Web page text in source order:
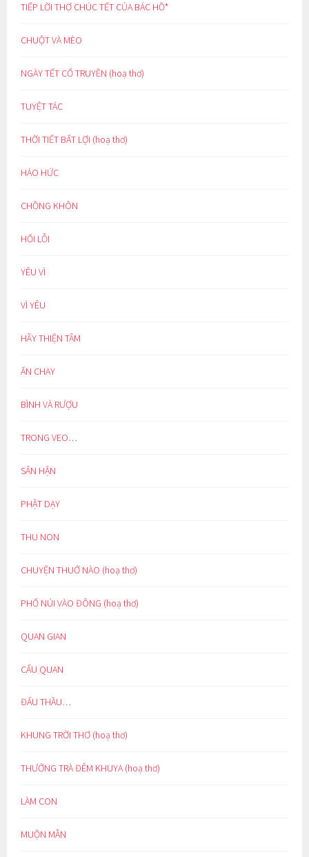
TIẾP LỜI THƠ CHÚC TẾT CỦA BÁC HỒ*
CHUỘT VÀ MÈO
NGÀY TẾT CỔ TRUYỀN (hoạ thơ)
TUYỆT TÁC
THỜI TIẾT BẤT LỢI (hoạ thơ)
HÁO HỨC
CHỒNG KHÔN
HỐI LỖI
YÊU VÌ
VÌ YÊU
HÃY THIỆN TÂM
ĂN CHAY
BÌNH VÀ RƯỢU
TRONG VEO…
SÂN HẬN
PHẬT DẠY
THU NON
CHUYỆN THUỞ NÀO (hoạ thơ)
PHỐ NÚI VÀO ĐÔNG (hoạ thơ)
QUAN GIAN
CẨU QUAN
ĐẤU THẦU…
KHUNG TRỜI THƠ (hoạ thơ)
THƯỞNG TRÀ ĐÊM KHUYA (hoạ thơ)
LÀM CON
MUỘN MẰN